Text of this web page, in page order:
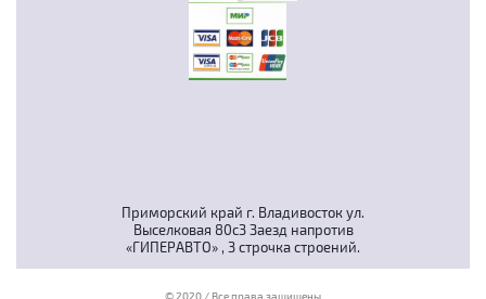
Приморский край г. Владивосток ул.
Выселковая 80с3 Заезд напротив
«ГИПЕРАВТО» , 3 строчка строений.
© 2020 / Все права защищены